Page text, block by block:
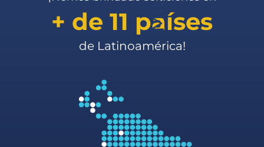
+ de 11 países
de Latinoamérica!